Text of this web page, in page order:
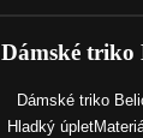
Dámské triko
Dámské triko
Hladký